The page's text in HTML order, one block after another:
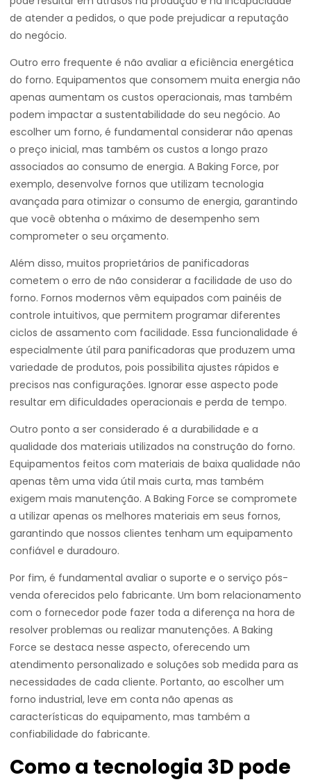
de atender a pedidos, o que pode prejudicar a reputação
do negócio.
Outro erro frequente é não avaliar a eficiência energética
do forno. Equipamentos que consomem muita energia não
apenas aumentam os custos operacionais, mas também
podem impactar a sustentabilidade do seu negócio. Ao
escolher um forno, é fundamental considerar não apenas
o preço inicial, mas também os custos a longo prazo
associados ao consumo de energia. A Baking Force, por
exemplo, desenvolve fornos que utilizam tecnologia
avançada para otimizar o consumo de energia, garantindo
que você obtenha o máximo de desempenho sem
comprometer o seu orçamento.
Além disso, muitos proprietários de panificadoras
cometem o erro de não considerar a facilidade de uso do
forno. Fornos modernos vêm equipados com painéis de
controle intuitivos, que permitem programar diferentes
ciclos de assamento com facilidade. Essa funcionalidade é
especialmente útil para panificadoras que produzem uma
variedade de produtos, pois possibilita ajustes rápidos e
precisos nas configurações. Ignorar esse aspecto pode
resultar em dificuldades operacionais e perda de tempo.
Outro ponto a ser considerado é a durabilidade e a
qualidade dos materiais utilizados na construção do forno.
Equipamentos feitos com materiais de baixa qualidade não
apenas têm uma vida útil mais curta, mas também
exigem mais manutenção. A Baking Force se compromete
a utilizar apenas os melhores materiais em seus fornos,
garantindo que nossos clientes tenham um equipamento
confiável e duradouro.
Por fim, é fundamental avaliar o suporte e o serviço pós-
venda oferecidos pelo fabricante. Um bom relacionamento
com o fornecedor pode fazer toda a diferença na hora de
resolver problemas ou realizar manutenções. A Baking
Force se destaca nesse aspecto, oferecendo um
atendimento personalizado e soluções sob medida para as
necessidades de cada cliente. Portanto, ao escolher um
forno industrial, leve em conta não apenas as
características do equipamento, mas também a
confiabilidade do fabricante.
Como a tecnologia 3D pode